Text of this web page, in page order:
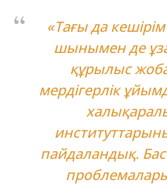
«Тағы да
шынымен де
құрылыс
мердігерлік
пайдаландық. Бас